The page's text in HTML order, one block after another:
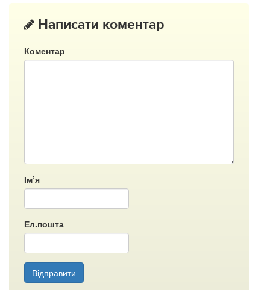
Написати коментар
Коментар
Ім’я
Ел.пошта
Відправити